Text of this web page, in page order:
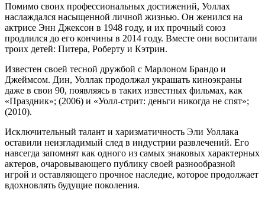
Помимо своих профессиональных достижений, Уоллах
наслаждался насыщенной личной жизнью. Он женился на
актрисе Энн Джексон в 1948 году, и их прочный союз
продлился до его кончины в 2014 году. Вместе они воспитали
троих детей: Питера, Роберту и Кэтрин.
Известен своей тесной дружбой с Марлоном Брандо и
Джеймсом. Дин, Уоллак продолжал украшать киноэкраны
даже в свои 90, появляясь в таких известных фильмах, как
«Праздник»; (2006) и «Уолл-стрит: деньги никогда не спят»;
(2010).
Исключительный талант и харизматичность Эли Уоллака
оставили неизгладимый след в индустрии развлечений. Его
навсегда запомнят как одного из самых знаковых характерных
актеров, очаровывающего публику своей разнообразной
игрой и оставляющего прочное наследие, которое продолжает
вдохновлять будущие поколения.